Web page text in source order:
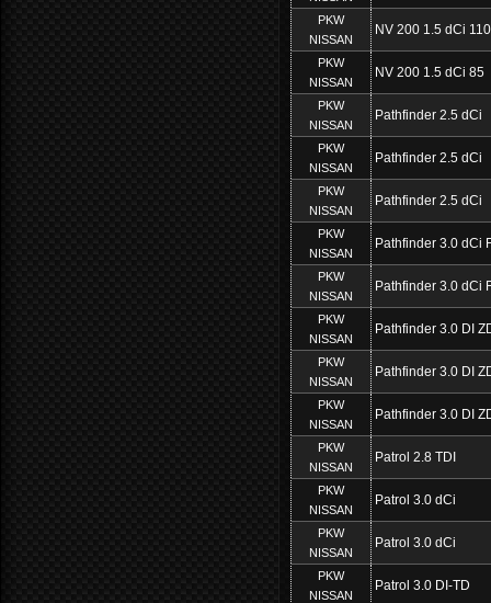
PKW
NISSAN
NV 200 1.5 dCi 110
PKW
NISSAN
NV 200 1.5 dCi 85
PKW
NISSAN
Pathfinder 2.5 dCi
PKW
NISSAN
Pathfinder 2.5 dCi
PKW
NISSAN
Pathfinder 2.5 dCi
PKW
NISSAN
Pathfinder 3.0 dCi
PKW
NISSAN
Pathfinder 3.0 dCi
PKW
NISSAN
Pathfinder 3.0 DI
PKW
NISSAN
Pathfinder 3.0 DI
PKW
NISSAN
Pathfinder 3.0 DI
PKW
NISSAN
Patrol 2.8 TDI
PKW
NISSAN
Patrol 3.0 dCi
PKW
NISSAN
Patrol 3.0 dCi
PKW
NISSAN
Patrol 3.0 DI-TD